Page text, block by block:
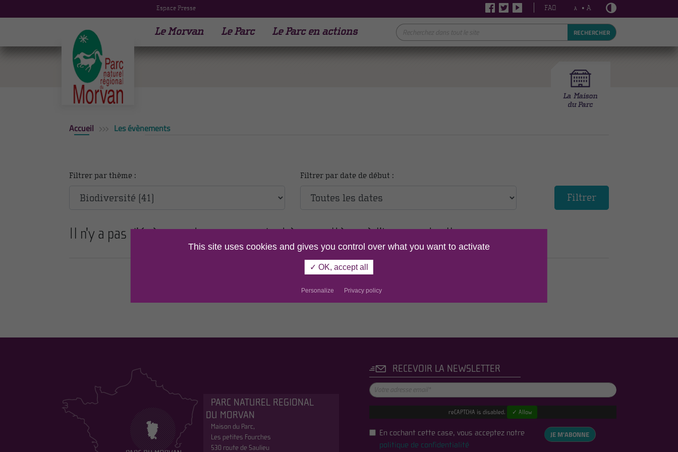
Espace Presse FAQ A • A
Le Morvan Le Parc Le Parc en actions RECHERCHER
Accueil Les évènements
Filtrer par thème : Filtrer par date de début :
Filtrer
Il n'y a pas d'évènements correspondant à vos critères à l'heure actuelle.
1 2 3 4
PARC NATUREL REGIONAL
DU MORVAN
Maison du Parc,
Les petites Fourches
530 route de Saulieu
RECEVOIR LA NEWSLETTER
reCAPTCHA is disabled. ✓ Allow
En cochant cette case, vous acceptez notre
politique de confidentialité
JE M'ABONNE
This site uses cookies and gives you control over what you want to activate
✓ OK, accept all
Personalize Privacy policy